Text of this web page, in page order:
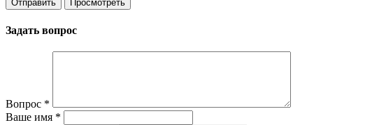
Задать вопрос
Вопрос *
Ваше имя *